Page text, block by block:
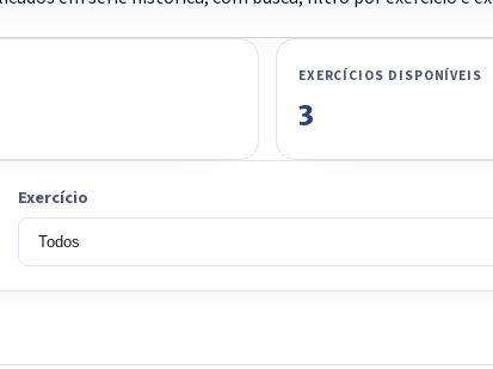
EXERCÍCIOS DISPONÍVEIS
3
Exercício